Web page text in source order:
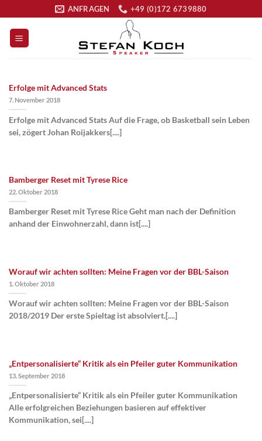
springen
ANFRAGEN +49 (0)172 6739880
Erfolge mit Advanced Stats
7. November 2018
Erfolge mit Advanced Stats Auf die Frage, ob Basketball sein Leben
sei, zögert Johan Roijakkers[....]
Bamberger Reset mit Tyrese Rice
22. Oktober 2018
Bamberger Reset mit Tyrese Rice Geht man nach der Definition
anhand der Einwohnerzahl, dann ist[....]
Worauf wir achten sollten: Meine Fragen vor der BBL-Saison
1. Oktober 2018
Worauf wir achten sollten: Meine Fragen vor der BBL-Saison
2018/2019 Der erste Spieltag ist absolviert.[....]
„Entpersonalisierte“ Kritik als ein Pfeiler guter Kommunikation
13. September 2018
„Entpersonalisierte“ Kritik als ein Pfeiler guter Kommunikation
Alle erfolgreichen Beziehungen basieren auf effektiver
Kommunikation, sei[....]